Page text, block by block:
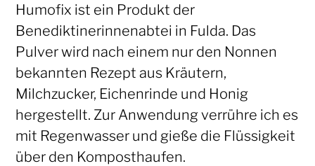
Humofix ist ein Produkt der
Benediktinerinnenabtei in Fulda. Das
Pulver wird nach einem nur den Nonnen
bekannten Rezept aus Kräutern,
Milchzucker, Eichenrinde und Honig
hergestellt. Zur Anwendung verrühre ich es
mit Regenwasser und gieße die Flüssigkeit
über den Komposthaufen.